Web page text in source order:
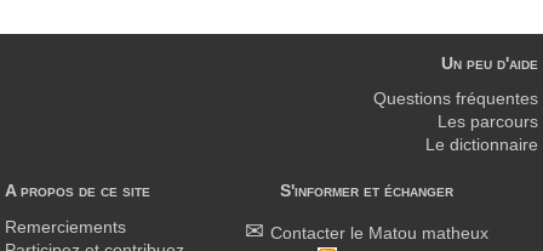
A propos de ce site
Remerciements
S'informer et échanger
Contacter le Matou matheux
Un peu d'aide
Questions fréquentes
Les parcours
Le dictionnaire